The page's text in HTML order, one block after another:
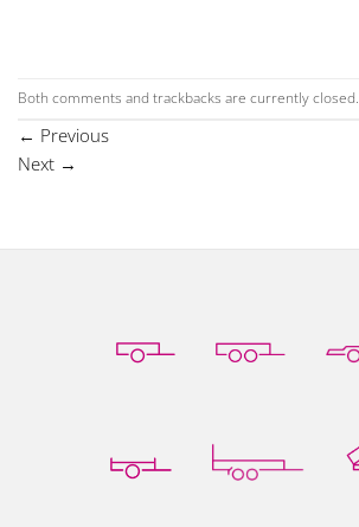
Both comments and trackbacks are currently closed.
← Previous
Next →